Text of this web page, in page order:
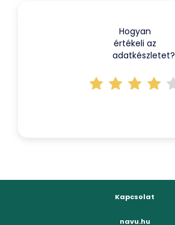
Hogyan
értékeli az
adatkészletet?
Kapcsolat
navu.hu